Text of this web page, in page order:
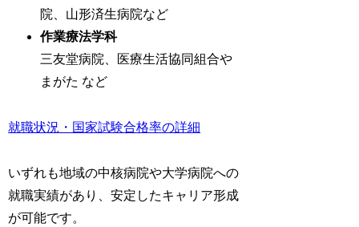
院、山形済生病院など
作業療法学科
三友堂病院、医療生活協同組合や
まがた など
就職状況・国家試験合格率の詳細
いずれも地域の中核病院や大学病院への
就職実績があり、安定したキャリア形成
が可能です。